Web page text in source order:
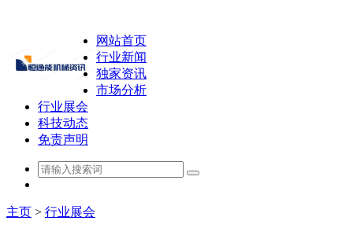
网站首页
行业新闻
独家资讯
市场分析
行业展会
科技动态
免责声明
主页 > 行业展会